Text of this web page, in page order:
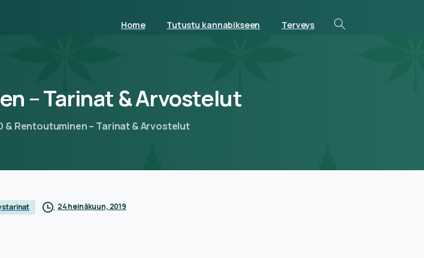
Home Tutustu kannabikseen Terveys
–Tarinat &Arvostelut
& Rentoutuminen – Tarinat & Arvostelut
24 heinäkuun, 2019